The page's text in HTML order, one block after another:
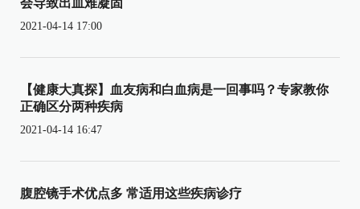
2021-04-14 17:00
【健康大真探】血友病和白血病是一回事吗？专家教你
正确区分两种疾病
2021-04-14 16:47
腹腔镜手术优点多 常适用这些疾病诊疗